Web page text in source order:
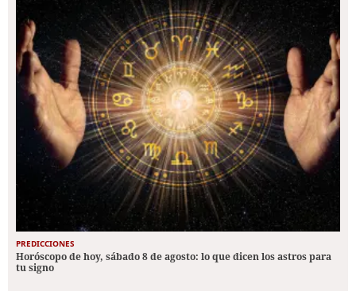
PREDICCIONES
Horóscopo de hoy, sábado 8 de agosto: lo que dicen los astros para
tu signo